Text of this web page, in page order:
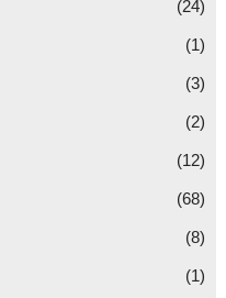
(24)
(1)
(3)
(2)
(12)
(68)
(8)
(1)